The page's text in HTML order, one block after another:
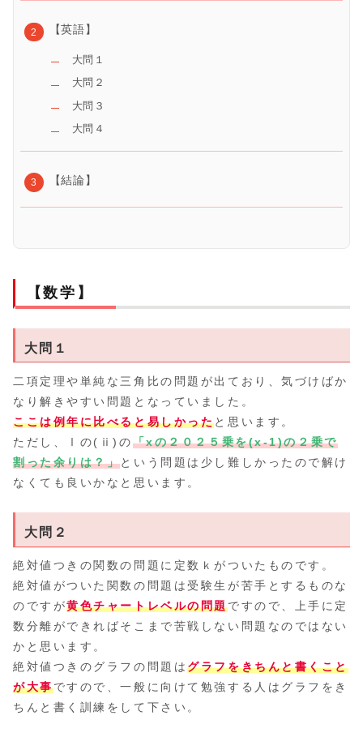
【英語】
大問１
大問２
大問３
大問４
【結論】
【数学】
大問１
二項定理や単純な三角比の問題が出ており、気づけばか
なり解きやすい問題となっていました。
ここは例年に比べると易しかったと思います。
ただし、Ⅰの(ⅱ)の「xの２０２５乗を(x-1)の２乗で
割った余りは？」という問題は少し難しかったので解け
なくても良いかなと思います。
大問２
絶対値つきの関数の問題に定数ｋがついたものです。
絶対値がついた関数の問題は受験生が苦手とするものな
のですが黄色チャートレベルの問題ですので、上手に定
数分離ができればそこまで苦戦しない問題なのではない
かと思います。
絶対値つきのグラフの問題はグラフをきちんと書くこと
が大事ですので、一般に向けて勉強する人はグラフをき
ちんと書く訓練をして下さい。